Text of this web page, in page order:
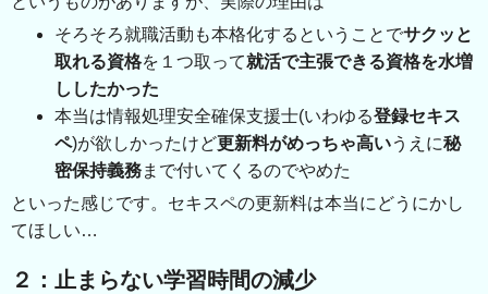
そろそろ就職活動も本格化するということでサクッと
取れる資格を１つ取って就活で主張できる資格を水増
ししたかった
本当は情報処理安全確保支援士(いわゆる登録セキス
ペ)が欲しかったけど更新料がめっちゃ高いうえに秘
密保持義務まで付いてくるのでやめた
といった感じです。セキスペの更新料は本当にどうにかし
てほしい…
２：止まらない学習時間の減少